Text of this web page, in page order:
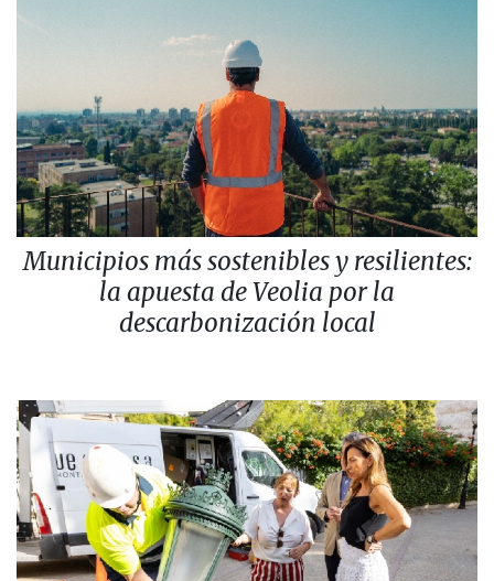
Municipios más sostenibles y resilientes:
la apuesta de Veolia por la
descarbonización local